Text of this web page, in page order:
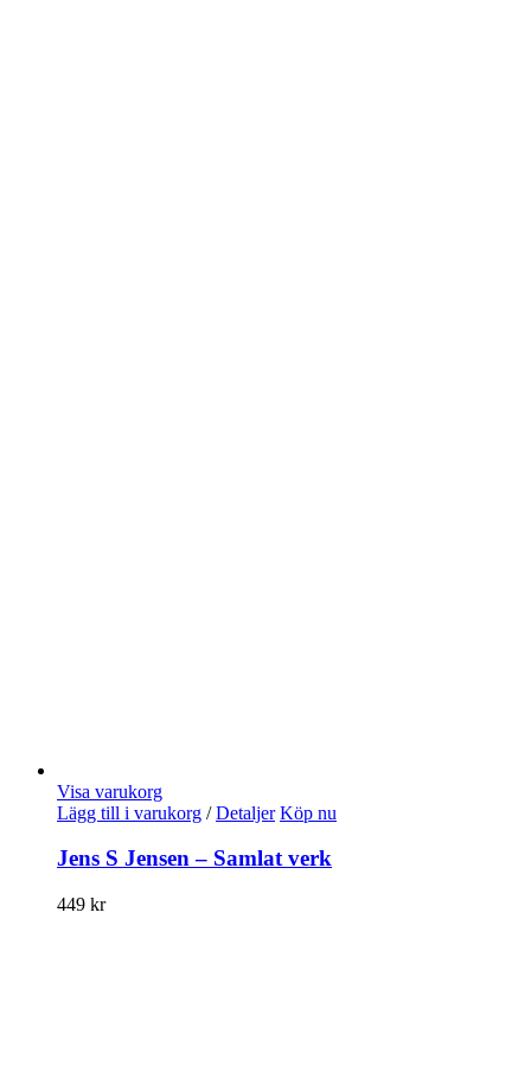
Visa varukorg
Lägg till i varukorg / Detaljer Köp nu
Jens S Jensen – Samlat verk
449 kr